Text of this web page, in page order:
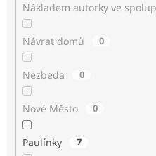
Nákladem autorky ve
Návrat domů 0
Nezbeda 0
Nové Město 0
Paulínky 7